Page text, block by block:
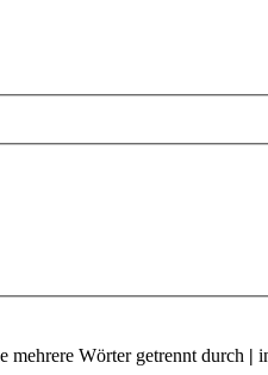
mehrere Wörter getrennt durch |